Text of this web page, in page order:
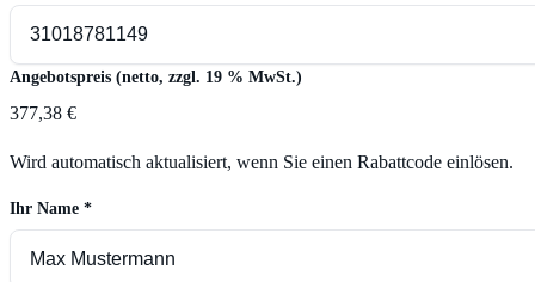
Angebotspreis (netto, zzgl. 19 % MwSt.)
377,38 €
Wird automatisch aktualisiert, wenn Sie einen Rabattcode einlösen.
Ihr Name *